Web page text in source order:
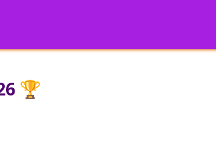
🏆